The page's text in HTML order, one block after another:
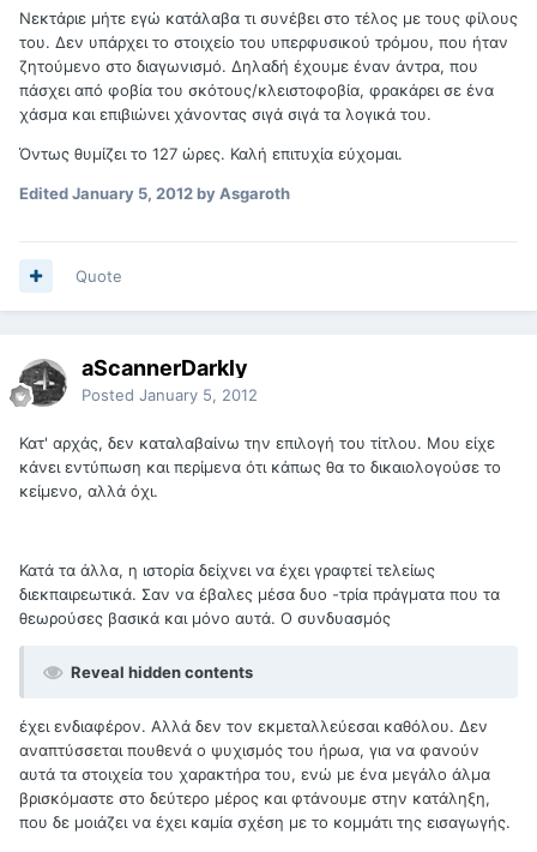
Νεκτάριε μήτε εγώ κατάλαβα τι συνέβει στο τέλος με τους φίλους
του. Δεν υπάρχει το στοιχείο του υπερφυσικού τρόμου, που ήταν
ζητούμενο στο διαγωνισμό. Δηλαδή έχουμε έναν άντρα, που
πάσχει από φοβία του σκότους/κλειστοφοβία, φρακάρει σε ένα
χάσμα και επιβιώνει χάνοντας σιγά σιγά τα λογικά του.
Όντως θυμίζει το 127 ώρες. Καλή επιτυχία εύχομαι.
EditedJanuary 5, 2012by Asgaroth
Quote
aScannerDarkly
Posted January 5, 2012
Κατ' αρχάς, δεν καταλαβαίνω την επιλογή του τίτλου. Μου είχε
κάνει εντύπωση και περίμενα ότι κάπως θα το δικαιολογούσε το
κείμενο, αλλά όχι.
Κατά τα άλλα, η ιστορία δείχνει να έχει γραφτεί τελείως
διεκπαιρεωτικά. Σαν να έβαλες μέσα δυο -τρία πράγματα που τα
θεωρούσες βασικά και μόνο αυτά. Ο συνδυασμός
Reveal hidden contents
έχει ενδιαφέρον. Αλλά δεν τον εκμεταλλεύεσαι καθόλου. Δεν
αναπτύσσεται πουθενά ο ψυχισμός του ήρωα, για να φανούν
αυτά τα στοιχεία του χαρακτήρα του, ενώ με ένα μεγάλο άλμα
βρισκόμαστε στο δεύτερο μέρος και φτάνουμε στην κατάληξη,
που δε μοιάζει να έχει καμία σχέση με το κομμάτι της εισαγωγής.